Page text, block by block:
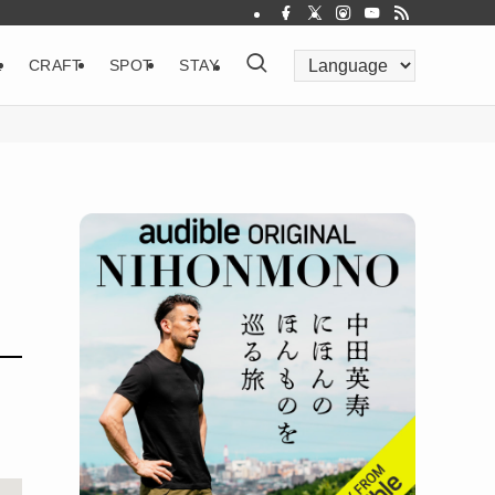
CRAFT SPOT STAY